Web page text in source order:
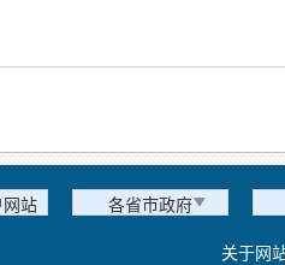
站 各省市政府
关于网